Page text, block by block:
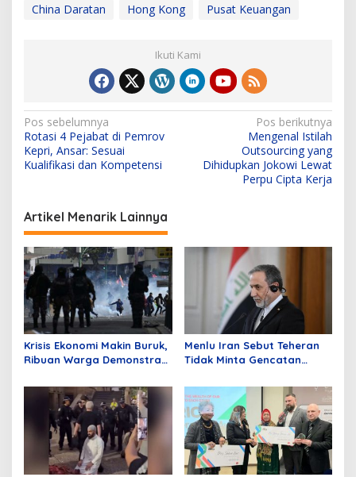
China Daratan Hong Kong Pusat Keuangan
Ikuti Kami
N
a
v
g
a
s
i
p
o
s
Pos sebelumnya
Rotasi 4 Pejabat di Pemrov
Kepri, Ansar: Sesuai
Kualifikasi dan Kompetensi
Pos berikutnya
Mengenal Istilah
Outsourcing yang
Dihidupkan Jokowi Lewat
Perpu Cipta Kerja
Artikel Menarik Lainnya
Krisis Ekonomi Makin Buruk,
Ribuan Warga Demonstran
Menlu Iran Sebut Teheran
Tidak Minta Gencatan
untuk Bernegosiasi dengan
AS